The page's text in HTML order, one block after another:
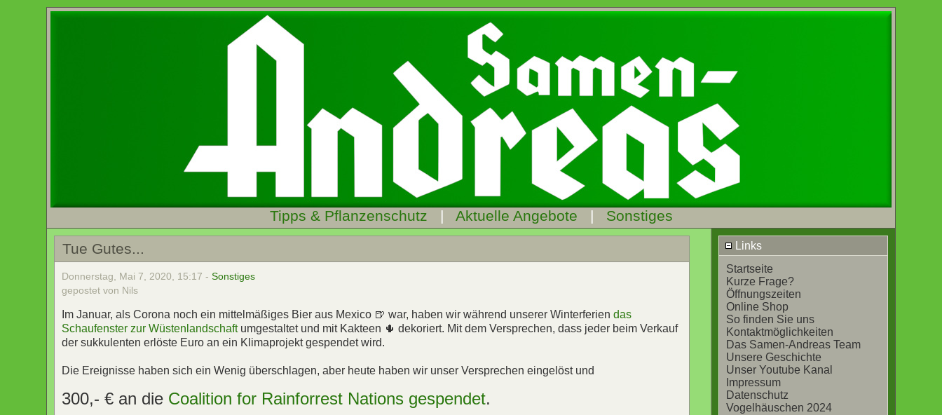
Tipps & Pflanzenschutz | Aktuelle Angebote | Sonstiges
Links
Startseite
Kurze Frage?
Öffnungszeiten
Online Shop
So finden Sie uns
Kontaktmöglichkeiten
Das Samen-Andreas Team
Unsere Geschichte
Unser Youtube Kanal
Impressum
Datenschutz
Vogelhäuschen 2024
Tue Gutes...
Donnerstag, Mai 7, 2020, 15:17 -Sonstiges
gepostet von Nils
Im Januar, als Corona noch ein mittelmäßiges Bier aus Mexico 🍺 war, haben wir während unserer Winterferiendas
Schaufenster zur Wüstenlandschaftumgestaltet und mit Kakteen 🌵 dekoriert. Mit dem Versprechen, dass jeder beim Verkauf
der sukkulenten erlöste Euro an ein Klimaprojekt gespendet wird.
Die Ereignisse haben sich ein Wenig überschlagen, aber heute haben wir unser Versprechen eingelöst und
300,- € an die Coalition for Rainforrest Nations gespendet.